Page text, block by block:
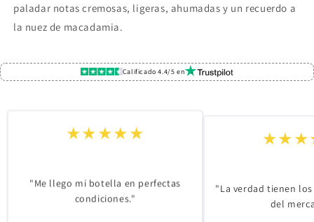
paladar notas cremosas, ligeras, ahumadas y un recuerdo a
la nuez de macadamia.
Calificado 4.4/5 en
★★★★★
"Me llego mi botella en perfectas
condiciones."
"La verdad tienen
del